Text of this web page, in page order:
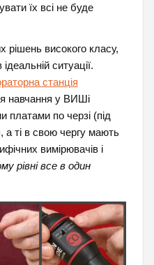
їх всі не буде
рішень високого класу,
ситуації.
станція
навчання у ВИШі
платами по черзі (під
а ті в свою чергу мають
вимірювачів і
рівні все в один